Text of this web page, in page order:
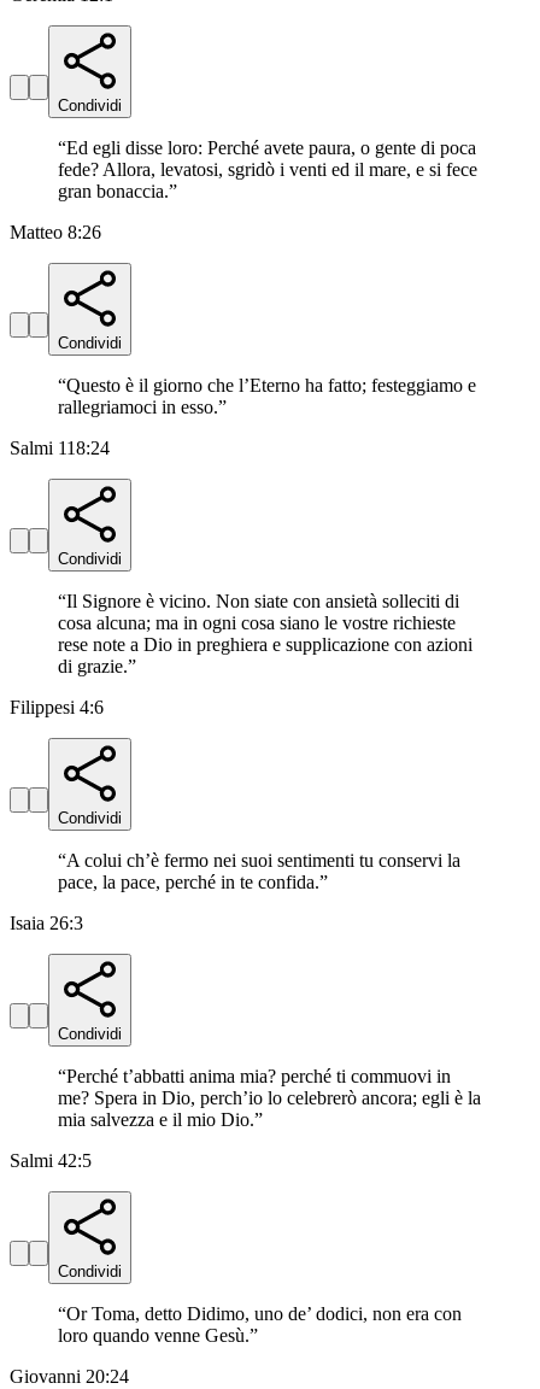
Condividi
“Ed egli disse loro: Perché avete paura, o gente di poca
fede? Allora, levatosi, sgridò i venti ed il mare, e si fece
gran bonaccia.”
Matteo 8:26
Condividi
“Questo è il giorno che l’Eterno ha fatto; festeggiamo e
rallegriamoci in esso.”
Salmi 118:24
Condividi
“Il Signore è vicino. Non siate con ansietà solleciti di
cosa alcuna; ma in ogni cosa siano le vostre richieste
rese note a Dio in preghiera e supplicazione con azioni
di grazie.”
Filippesi 4:6
Condividi
“A colui ch’è fermo nei suoi sentimenti tu conservi la
pace, la pace, perché in te confida.”
Isaia 26:3
Condividi
“Perché t’abbatti anima mia? perché ti commuovi in
me? Spera in Dio, perch’io lo celebrerò ancora; egli è la
mia salvezza e il mio Dio.”
Salmi 42:5
Condividi
“Or Toma, detto Didimo, uno de’ dodici, non era con
loro quando venne Gesù.”
Giovanni 20:24